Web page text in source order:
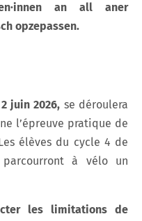
an all aner
opzepassen.
2 juin 2026, se déroulera
l’épreuve pratique de
élèves du cycle 4 de
parcourront à vélo un
les limitations de